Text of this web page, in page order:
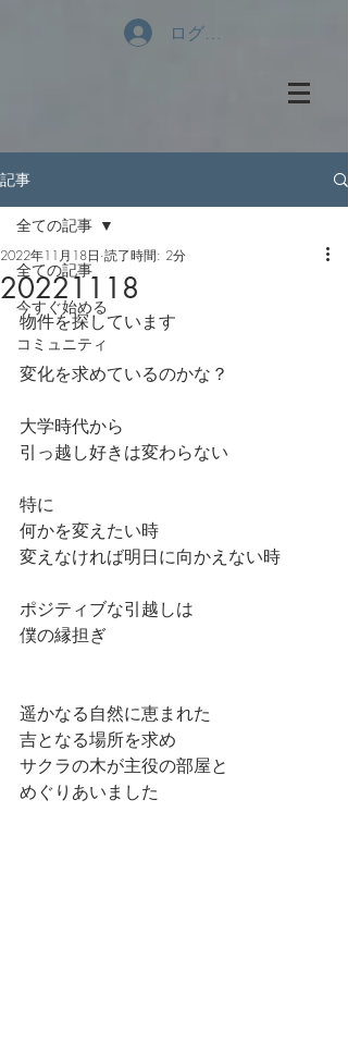
ログイン
記事
全ての記事
今すぐ始める
コミュニティ
全ての記事
20221118
2022年11月18日 読了時間: 2分
物件を探しています
変化を求めているのかな？
大学時代から
引っ越し好きは変わらない
特に
何かを変えたい時
変えなければ明日に向かえない時
ポジティブな引越しは
僕の縁担ぎ
遥かなる自然に恵まれた
吉となる場所を求め
サクラの木が主役の部屋と
めぐりあいました